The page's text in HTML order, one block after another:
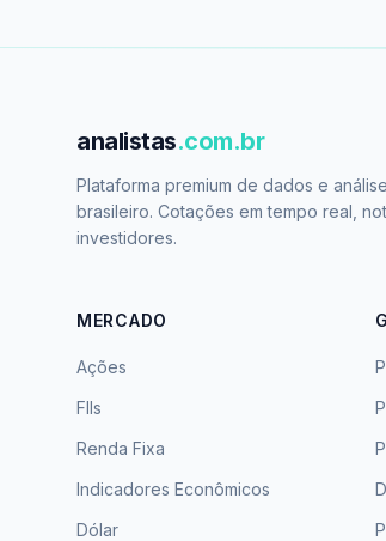
analistas.com.br
Plataforma premium de dados e
brasileiro. Cotações em tempo real,
investidores.
MERCADO
Ações
FIIs
Renda Fixa
Indicadores Econômicos
Dólar